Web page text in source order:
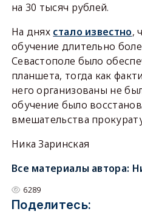
на 30 тысяч рублей.
На днях стало известно,
обучение длительно
Севастополе было
планшета, тогда как
него организованы не
обучение было
вмешательства
Ника Заринская
Все материалы автора:
6289
Поделитесь: